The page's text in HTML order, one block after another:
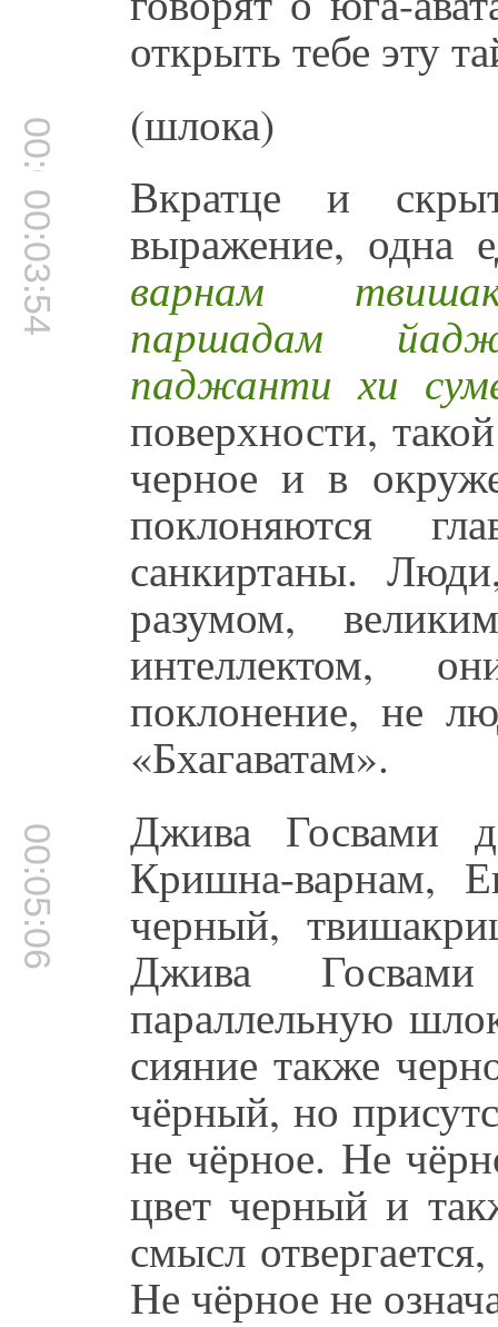
открыть тебе эту
00:03:45 (шлока)
00:03:54 Вкратце и
выражение, одна
варнам
паршадам
паджанти хи
поверхности,
черное и в
поклоняются
санкиртаны.
разумом,
интеллектом,
поклонение, не
«Бхагаватам».
00:05:06 Джива Госвами
Кришна-варнам,
черный,
Джива
параллельную
сияние также
чёрный, но
не чёрное. Не
цвет черный и
смысл
Не чёрное не